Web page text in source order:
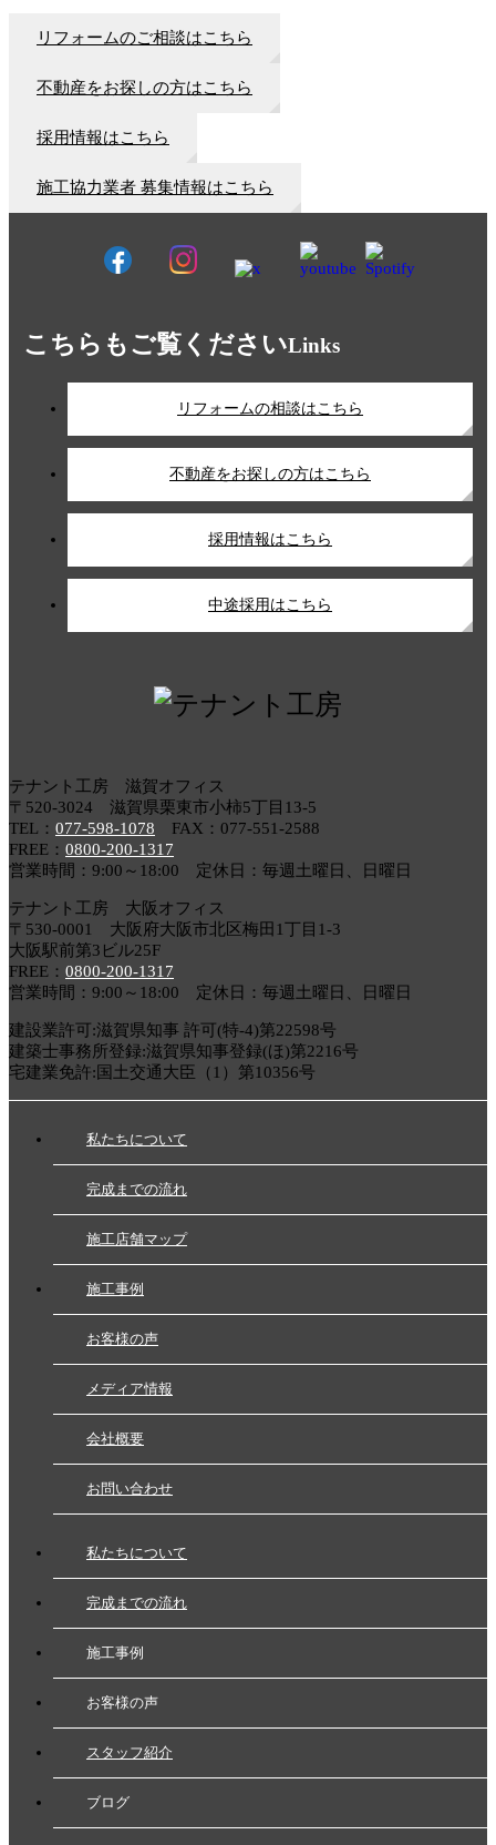
リフォームのご相談はこちら
不動産をお探しの方はこちら
採用情報はこちら
施工協力業者 募集情報はこちら
こちらもご覧くださいLinks
リフォームの相談はこちら
不動産をお探しの方はこちら
採用情報はこちら
中途採用はこちら
テナント工房 滋賀オフィス
〒520-3024 滋賀県栗東市小柿5丁目13-5
TEL： 077-598-1078 FAX：077-551-2588
FREE： 0800-200-1317
営業時間：9:00～18:00 定休日：毎週土曜日、日曜日
テナント工房 大阪オフィス
〒530-0001 大阪府大阪市北区梅田1丁目1-3
大阪駅前第3ビル25F
FREE： 0800-200-1317
営業時間：9:00～18:00 定休日：毎週土曜日、日曜日
建設業許可:滋賀県知事 許可(特-4)第22598号
建築士事務所登録:滋賀県知事登録(ほ)第2216号
宅建業免許:国土交通大臣（1）第10356号
私たちについて
完成までの流れ
施工店舗マップ
施工事例
お客様の声
メディア情報
会社概要
お問い合わせ
私たちについて
完成までの流れ
施工事例
お客様の声
スタッフ紹介
ブログ